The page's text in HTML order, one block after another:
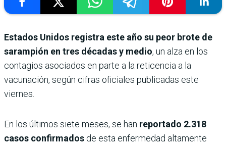
Estados Unidos registra este año su peor brote de
sarampión en tres décadas y medio, un alza en los
contagios asociados en parte a la reticencia a la
vacunación, según cifras oficiales publicadas este
viernes.
En los últimos siete meses, se han reportado 2.318
casos confirmados de esta enfermedad altamente